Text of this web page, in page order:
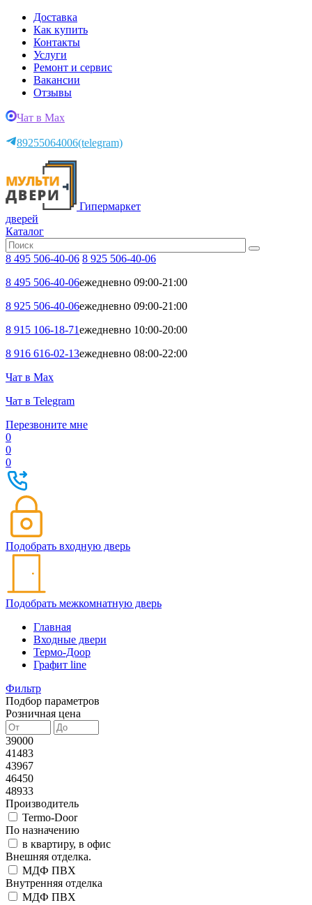
Доставка
Как купить
Контакты
Услуги
Ремонт и сервис
Вакансии
Отзывы
Чат в Max
89255064006(telegram)
Гипермаркет
дверей
Каталог
8 495 506-40-06 8 925 506-40-06
8 495 506-40-06ежедневно 09:00-21:00
8 925 506-40-06ежедневно 09:00-21:00
8 915 106-18-71ежедневно 10:00-20:00
8 916 616-02-13ежедневно 08:00-22:00
Чат в Max
Чат в Telegram
Перезвоните мне
0
0
0
Подобрать входную дверь
Подобрать межкомнатную дверь
Главная
Входные двери
Термо-Доор
Графит line
Фильтр
Подбор параметров
Розничная цена
39000
41483
43967
46450
48933
Производитель
Termo-Door
По назначению
в квартиру, в офис
Внешняя отделка.
МДФ ПВХ
Внутренняя отделка
МДФ ПВХ